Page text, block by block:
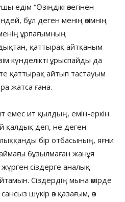
“Өзіңдікі өзегінен
бұл деген менің өзімнің
ұрпағымның
қаттырақ айтқаным
күнделікті ұрыспайды да
қаттырақ айтып тастауым
жатса ғана.
емес ит қылдың, емін-еркін
қалдық деп, не деген
бір отбасының, яғни
бұзылмаған жанұя
сіздерге аналық
Сіздердің мына өмірде
шүкір өз қазағым, өз